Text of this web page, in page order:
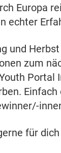
Europa
echter
und
zum
Portal
für